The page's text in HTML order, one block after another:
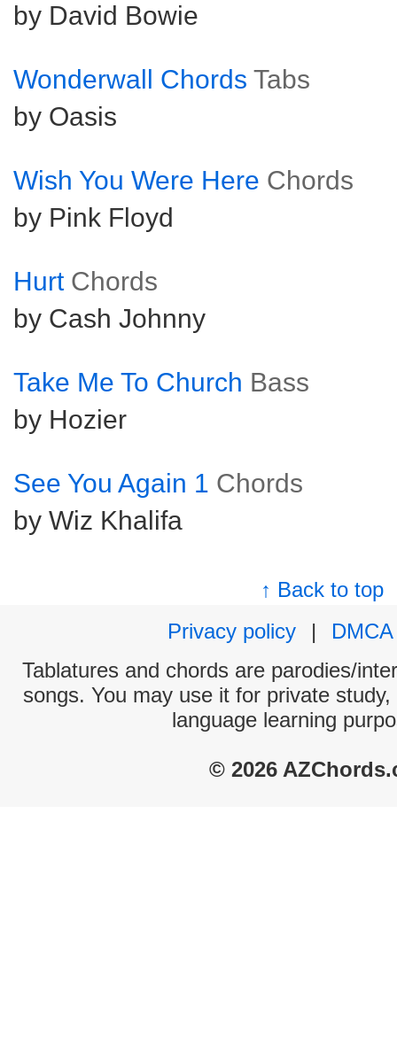
by David Bowie
Wonderwall Chords Tabs
by Oasis
Wish You Were Here Chords
by Pink Floyd
Hurt Chords
by Cash Johnny
Take Me To Church Bass
by Hozier
See You Again 1 Chords
by Wiz Khalifa
↑ Back to top
Privacy policy
|
DMCA
Tablatures and chords are parodies/
songs. You may use it for private
language learning
© 2026